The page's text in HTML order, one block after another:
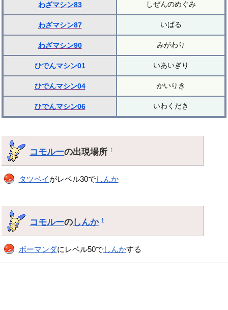
わざマシン83 しぜんのめぐみ
わざマシン87 いばる
わざマシン90 みがわり
ひでんマシン01 いあいぎり
ひでんマシン04 かいりき
ひでんマシン06 いわくだき
コモルーの出現場所†
タツベイがレベル30でしんか
コモルーのしんか †
ボーマンダにレベル50でしんかする